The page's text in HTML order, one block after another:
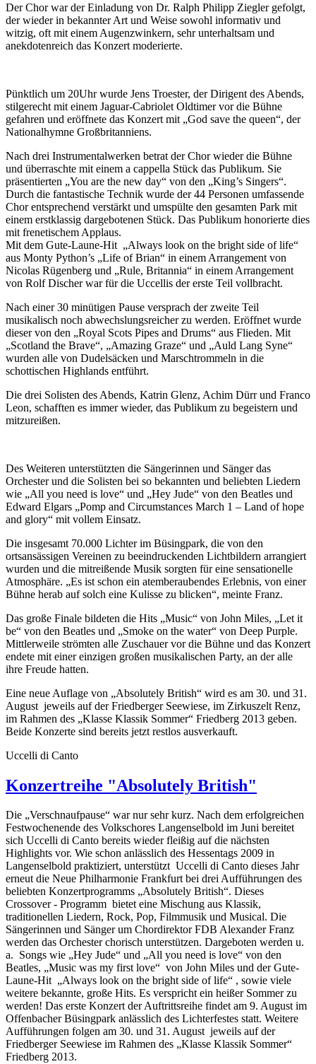
Der Chor war der Einladung von Dr. Ralph Philipp Ziegler gefolgt,
der wieder in bekannter Art und Weise sowohl informativ und
witzig, oft mit einem Augenzwinkern, sehr unterhaltsam und
anekdotenreich das Konzert moderierte.
Pünktlich um 20Uhr wurde Jens Troester, der Dirigent des Abends,
stilgerecht mit einem Jaguar-Cabriolet Oldtimer vor die Bühne
gefahren und eröffnete das Konzert mit „God save the queen“, der
Nationalhymne Großbritanniens.
Nach drei Instrumentalwerken betrat der Chor wieder die Bühne
und überraschte mit einem a cappella Stück das Publikum. Sie
präsentierten „You are the new day“ von den „King’s Singers“.
Durch die fantastische Technik wurde der 44 Personen umfassende
Chor entsprechend verstärkt und umspülte den gesamten Park mit
einem erstklassig dargebotenen Stück. Das Publikum honorierte dies
mit frenetischem Applaus.
Mit dem Gute-Laune-Hit „Always look on the bright side of life“
aus Monty Python’s „Life of Brian“ in einem Arrangement von
Nicolas Rügenberg und „Rule, Britannia“ in einem Arrangement
von Rolf Discher war für die Uccellis der erste Teil vollbracht.
Nach einer 30 minütigen Pause versprach der zweite Teil
musikalisch noch abwechslungsreicher zu werden. Eröffnet wurde
dieser von den „Royal Scots Pipes and Drums“ aus Flieden. Mit
„Scotland the Brave“, „Amazing Graze“ und „Auld Lang Syne“
wurden alle von Dudelsäcken und Marschtrommeln in die
schottischen Highlands entführt.
Die drei Solisten des Abends, Katrin Glenz, Achim Dürr und Franco
Leon, schafften es immer wieder, das Publikum zu begeistern und
mitzureißen.
Des Weiteren unterstützten die Sängerinnen und Sänger das
Orchester und die Solisten bei so bekannten und beliebten Liedern
wie „All you need is love“ und „Hey Jude“ von den Beatles und
Edward Elgars „Pomp and Circumstances March 1 – Land of hope
and glory“ mit vollem Einsatz.
Die insgesamt 70.000 Lichter im Büsingpark, die von den
ortsansässigen Vereinen zu beeindruckenden Lichtbildern arrangiert
wurden und die mitreißende Musik sorgten für eine sensationelle
Atmosphäre. „Es ist schon ein atemberaubendes Erlebnis, von einer
Bühne herab auf solch eine Kulisse zu blicken“, meinte Franz.
Das große Finale bildeten die Hits „Music“ von John Miles, „Let it
be“ von den Beatles und „Smoke on the water“ von Deep Purple.
Mittlerweile strömten alle Zuschauer vor die Bühne und das Konzert
endete mit einer einzigen großen musikalischen Party, an der alle
ihre Freude hatten.
Eine neue Auflage von „Absolutely British“ wird es am 30. und 31.
August jeweils auf der Friedberger Seewiese, im Zirkuszelt Renz,
im Rahmen des „Klasse Klassik Sommer“ Friedberg 2013 geben.
Beide Konzerte sind bereits jetzt restlos ausverkauft.
Uccelli di Canto
Konzertreihe "Absolutely British"
Die „Verschnaufpause“ war nur sehr kurz. Nach dem erfolgreichen
Festwochenende des Volkschores Langenselbold im Juni bereitet
sich Uccelli di Canto bereits wieder fleißig auf die nächsten
Highlights vor. Wie schon anlässlich des Hessentags 2009 in
Langenselbold praktiziert, unterstützt Uccelli di Canto dieses Jahr
erneut die Neue Philharmonie Frankfurt bei drei Aufführungen des
beliebten Konzertprogramms „Absolutely British“. Dieses
Crossover - Programm bietet eine Mischung aus Klassik,
traditionellen Liedern, Rock, Pop, Filmmusik und Musical. Die
Sängerinnen und Sänger um Chordirektor FDB Alexander Franz
werden das Orchester chorisch unterstützen. Dargeboten werden u.
a. Songs wie „Hey Jude“ und „All you need is love“ von den
Beatles, „Music was my first love“ von John Miles und der Gute-
Laune-Hit „Always look on the bright side of life“ , sowie viele
weitere bekannte, große Hits. Es verspricht ein heißer Sommer zu
werden! Das erste Konzert der Auftrittsreihe findet am 9. August im
Offenbacher Büsingpark anlässlich des Lichterfestes statt. Weitere
Aufführungen folgen am 30. und 31. August jeweils auf der
Friedberger Seewiese im Rahmen des „Klasse Klassik Sommer“
Friedberg 2013.